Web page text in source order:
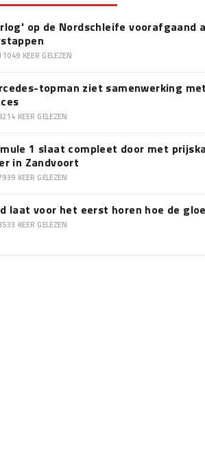
op de Nordschleife voorafgaand
KEER GELEZEN
topman ziet samenwerking
KEER GELEZEN
1 slaat compleet door met
in Zandvoort
KEER GELEZEN
laat voor het eerst horen hoe de
KEER GELEZEN